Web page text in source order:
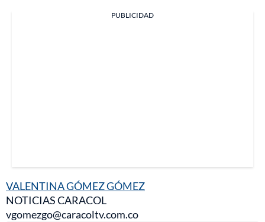
PUBLICIDAD
VALENTINA GÓMEZ GÓMEZ
NOTICIAS CARACOL
vgomezgo@caracoltv.com.co